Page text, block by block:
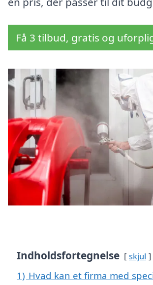
Få 3 tilbud, gratis og
Indholdsfortegnelse skjul
1) Hvad kan et firma med